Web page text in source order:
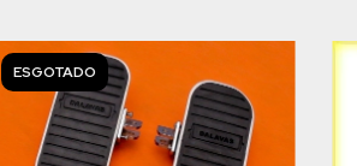
ESGOTADO